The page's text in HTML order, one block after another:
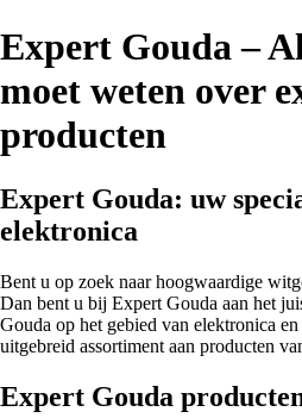
Expert Gouda –
moet weten over
producten
Expert Gouda: uw
elektronica
Bent u op zoek naar hoogwaardige
Dan bent u bij Expert Gouda aan het
Gouda op het gebied van elektronica
uitgebreid assortiment aan producten
Expert Gouda